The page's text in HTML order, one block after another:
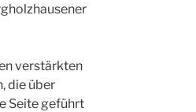
verstärkten
die über
Seite geführt